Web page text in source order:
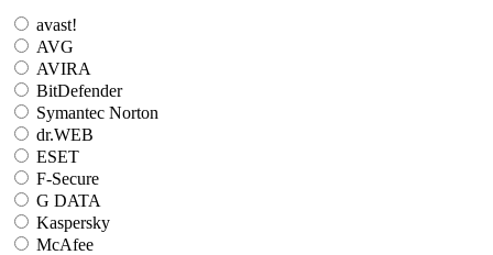
avast!
AVG
AVIRA
BitDefender
Symantec Norton
dr.WEB
ESET
F-Secure
G DATA
Kaspersky
McAfee